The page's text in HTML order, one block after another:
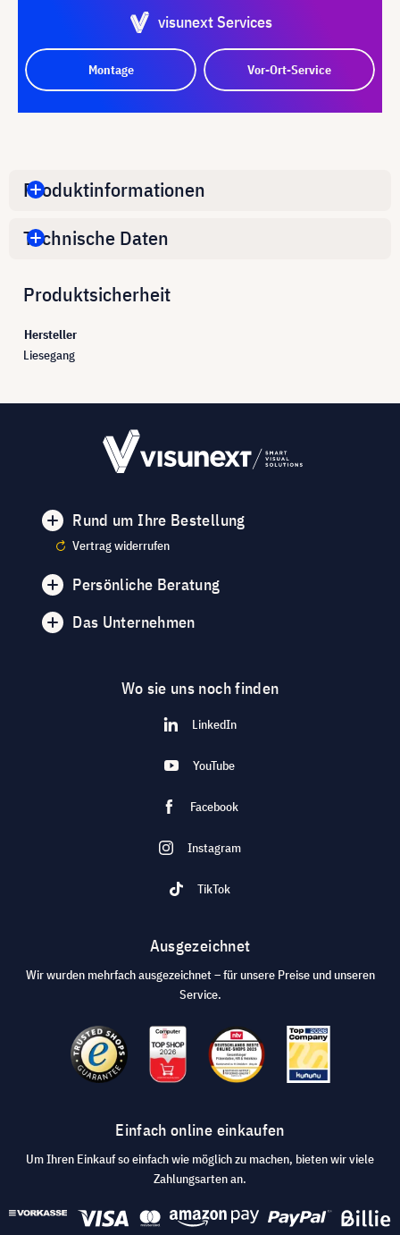
visunext Services
Montage Vor-Ort-Service
Produktinformationen
Technische Daten
Produktsicherheit
Hersteller
Liesegang
Rund um Ihre Bestellung
Vertrag widerrufen
Persönliche Beratung
Das Unternehmen
Wo sie uns noch finden
LinkedIn
YouTube
Facebook
Instagram
TikTok
Ausgezeichnet
Wir wurden mehrfach ausgezeichnet – für unsere Preise und unseren
Service.
Einfach online einkaufen
Um Ihren Einkauf so einfach wie möglich zu machen, bieten wir viele
Zahlungsarten an.